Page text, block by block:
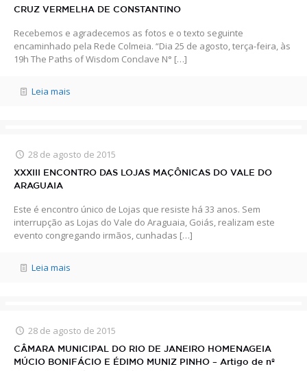
CRUZ VERMELHA DE CONSTANTINO
Recebemos e agradecemos as fotos e o texto seguinte
encaminhado pela Rede Colmeia. “Dia 25 de agosto, terça-feira, às
19h The Paths of Wisdom Conclave N° […]
Leia mais
28 de agosto de 2015
XXXIII ENCONTRO DAS LOJAS MAÇÔNICAS DO VALE DO
ARAGUAIA
Este é encontro único de Lojas que resiste há 33 anos. Sem
interrupção as Lojas do Vale do Araguaia, Goiás, realizam este
evento congregando irmãos, cunhadas […]
Leia mais
28 de agosto de 2015
CÂMARA MUNICIPAL DO RIO DE JANEIRO HOMENAGEIA
MÚCIO BONIFÁCIO E ÉDIMO MUNIZ PINHO – Artigo de nº